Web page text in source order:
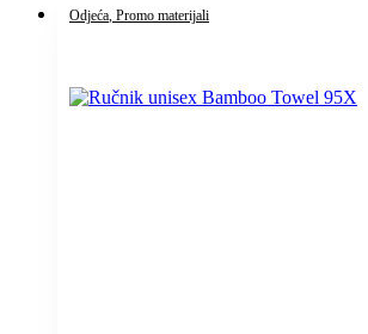
Odjeća, Promo materijali